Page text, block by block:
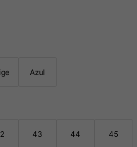
Azul
43 44 45